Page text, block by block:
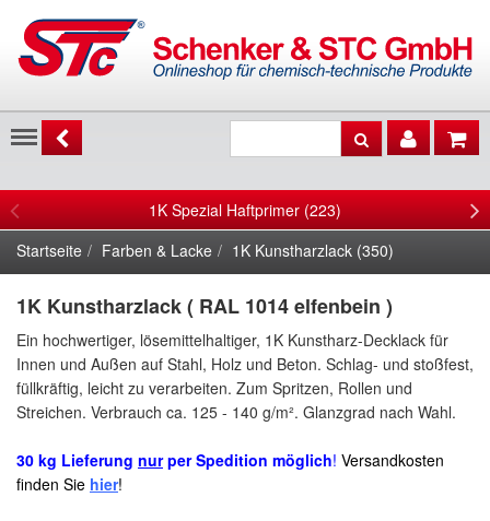
Menu
1K Spezial Haftprimer (223)
Startseite
Farben & Lacke 1K Kunstharzlack (350)
1K Kunstharzlack ( RAL 1014 elfenbein )
Ein hochwertiger, lösemittelhaltiger, 1K Kunstharz-Decklack für
Innen und Außen auf Stahl, Holz und Beton. Schlag- und stoßfest,
füllkräftig, leicht zu verarbeiten. Zum Spritzen, Rollen und
Streichen. Verbrauch ca. 125 - 140 g/m². Glanzgrad nach Wahl.
30 kg Lieferung nurper Spedition möglich! Versandkosten
finden Sie hier!